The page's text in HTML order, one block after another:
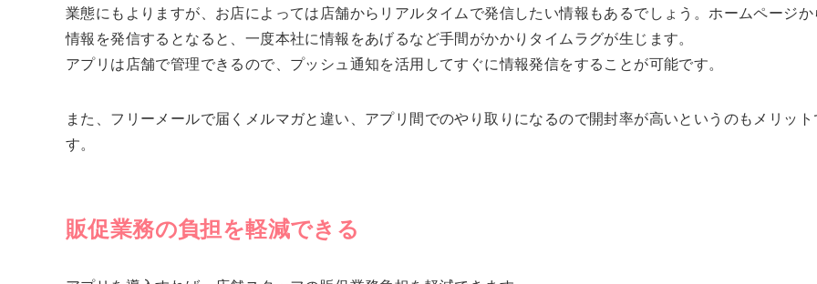
業態にもよりますが、お店によっては店舗からリアルタイムで発信したい情報もあるでしょう。ホームページ
情報を発信するとなると、一度本社に情報をあげるなど手間がかかりタイムラグが生じます。
アプリは店舗で管理できるので、プッシュ通知を活用してすぐに情報発信をすることが可能です。
また、フリーメールで届くメルマガと違い、アプリ間でのやり取りになるので開封率が高いというのもメリッ
す。
販促業務の負担を軽減できる